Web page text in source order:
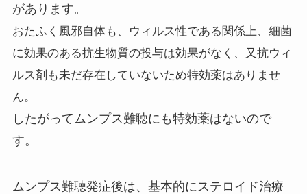
があります。
おたふく風邪自体も、ウィルス性である関係上、細菌
に効果のある抗生物質の投与は効果がなく、又抗ウィ
ルス剤も未だ存在していないため特効薬はありませ
ん。
したがってムンプス難聴にも特効薬はないので
す。
ムンプス難聴発症後は、基本的にステロイド治療